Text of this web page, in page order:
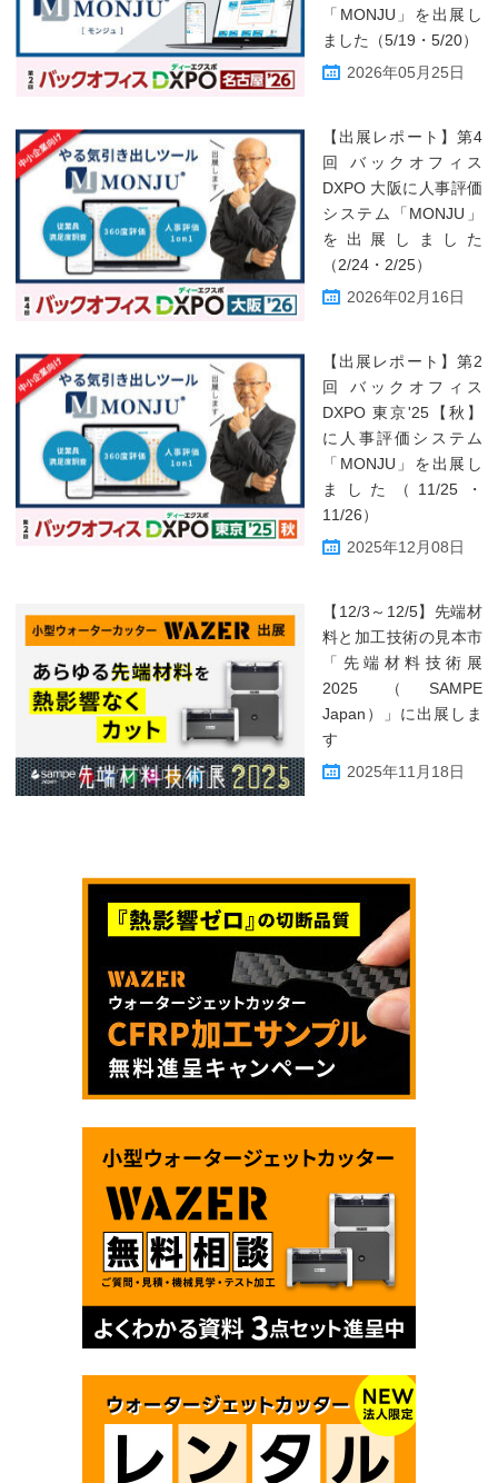
「MONJU」を出展し
ました（5/19・5/20）
2026年05月25日
【出展レポート】第4
回 バックオフィス
DXPO 大阪に人事評価
システム「MONJU」
を出展しました
（2/24・2/25）
2026年02月16日
【出展レポート】第2
回 バックオフィス
DXPO 東京'25【秋】
に人事評価システム
「MONJU」を出展し
ました（11/25・
11/26）
2025年12月08日
【12/3～12/5】先端材
料と加工技術の見本市
「先端材料技術展
2025（SAMPE
Japan）」に出展しま
す
2025年11月18日